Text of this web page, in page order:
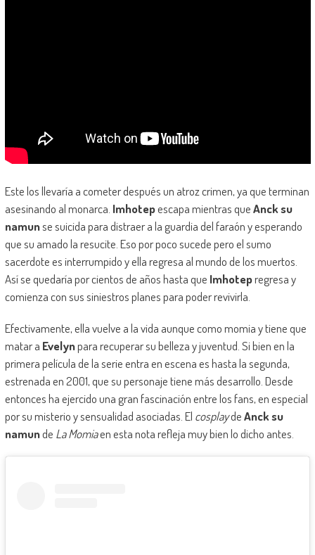
Este los llevaría a cometer después un atroz crimen, ya que terminan
asesinando al monarca. Imhotepescapa mientras queAnck su
namunse suicida para distraer a la guardia del faraón y esperando
que su amado la resucite. Eso por poco sucede pero el sumo
sacerdote es interrumpido y ella regresa al mundo de los muertos.
Así se quedaría por cientos de años hasta que Imhotepregresa y
comienza con sus siniestros planes para poder revivirla.
Efectivamente, ella vuelve a la vida aunque como momia y tiene que
matar a Evelynpara recuperar su belleza y juventud. Si bien en la
primera película de la serie entra en escena es hasta la segunda,
estrenada en 2001, que su personaje tiene más desarrollo. Desde
entonces ha ejercido una gran fascinación entre los fans, en especial
por su misterio y sensualidad asociadas. El cosplaydeAnck su
namunde La Momiaen esta nota refleja muy bien lo dicho antes.